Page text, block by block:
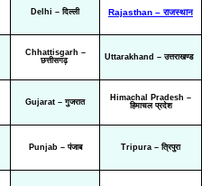
Delhi – दिल्ली Rajasthan – राजस्थान
Chhattisgarh –
छत्तीसगढ़
Uttarakhand – उत्तराखण्ड
Gujarat – गुजरात
Himachal Pradesh –
हिमाचल प्रदेश
Punjab – पंजाब Tripura – त्रिपुरा